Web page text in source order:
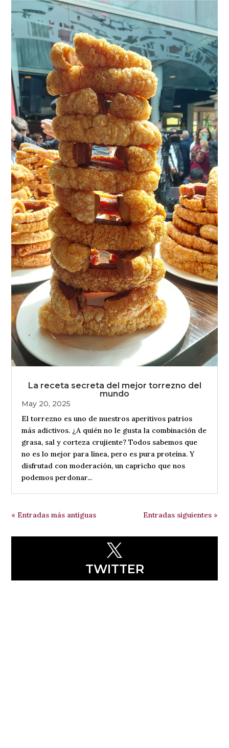
La receta secreta del mejor torrezno del
mundo
May 20, 2025
El torrezno es uno de nuestros aperitivos patrios
más adictivos. ¿A quién no le gusta la combinación de
grasa, sal y corteza crujiente? Todos sabemos que
no es lo mejor para línea, pero es pura proteína. Y
disfrutad con moderación, un capricho que nos
podemos perdonar...
« Entradas más antiguas Entradas siguientes »

TWITTER